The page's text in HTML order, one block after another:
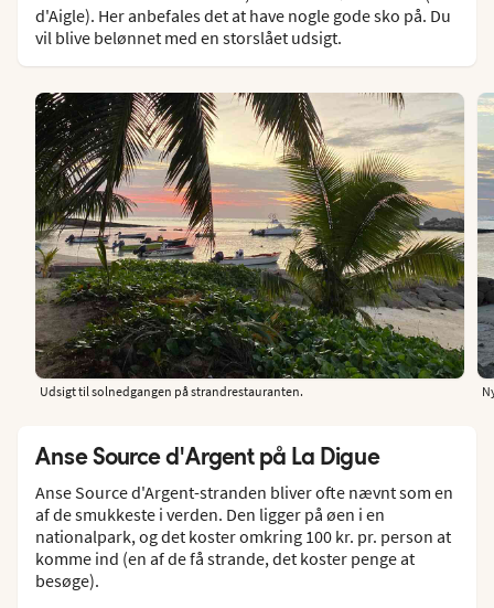
d'Aigle). Her anbefales det at have nogle gode sko på. Du
vil blive belønnet med en storslået udsigt.
Udsigt til solnedgangen på strandrestauranten.
Anse Source d'Argent på La Digue
Anse Source d'Argent-stranden bliver ofte nævnt som en
af de smukkeste i verden. Den ligger på øen i en
nationalpark, og det koster omkring 100 kr. pr. person at
komme ind (en af de få strande, det koster penge at
besøge).